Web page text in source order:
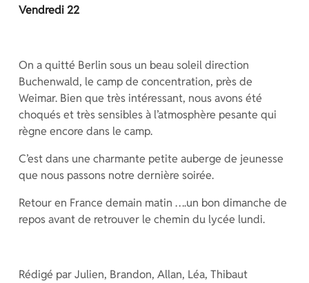
Vendredi 22
On a quitté Berlin sous un beau soleil direction
Buchenwald, le camp de concentration, près de
Weimar. Bien que très intéressant, nous avons été
choqués et très sensibles à l’atmosphère pesante qui
règne encore dans le camp.
C’est dans une charmante petite auberge de jeunesse
que nous passons notre dernière soirée.
Retour en France demain matin ….un bon dimanche de
repos avant de retrouver le chemin du lycée lundi.
Rédigé par Julien, Brandon, Allan, Léa, Thibaut